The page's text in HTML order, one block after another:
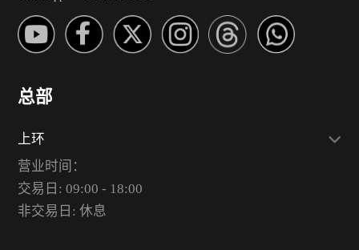
总部
上环
营业时间：
交易日: 09:00 - 18:00
非交易日: 休息